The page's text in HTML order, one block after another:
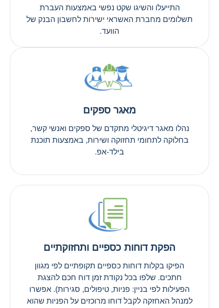
התייעלו והשיגו שקט נפשי באמצעות העברת
תשלומים מחברת האשראי ישירות לחשבון הבנק של
הוועד.
מאגר ספקים
נהלו מאגר דיגיטלי מתקדם של ספקים ואנשי קשר,
בחלוקה לתחומי תחזוקה ושירות, באמצעות תוכנת
בילד-אפ.
הפקת דוחות כספיים ותחזוקתיים
הפיקו בקלות דוחות כספיים תקופתיים לפי מגוון
חתכים. שלפו בכל נקודת זמן דוח חכם להצגת
הפעילות לפי בניין: פניות, טיפולים, סגירות). אפשרו
למנהל האחזקה לקבל דוחו מרוכזים על הפניות שהוא